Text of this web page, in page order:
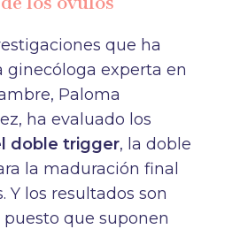
que ha
ginecóloga experta en
Paloma
ha evaluado los
doble trigger, la doble
la maduración final
Y los resultados son
que suponen